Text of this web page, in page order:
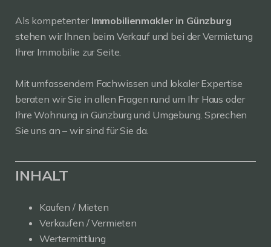
Als kompetenter Immobilienmakler in Günzburg
stehen wir Ihnen beim Verkauf und bei der Vermietung
Ihrer Immobilie zur Seite.
Mit umfassendem Fachwissen und lokaler Expertise
beraten wir Sie in allen Fragen rund um Ihr Haus oder
Ihre Wohnung in Günzburg und Umgebung. Sprechen
Sie uns an – wir sind für Sie da.
INHALT
Kaufen / Mieten
Verkaufen / Vermieten
Wertermittlung